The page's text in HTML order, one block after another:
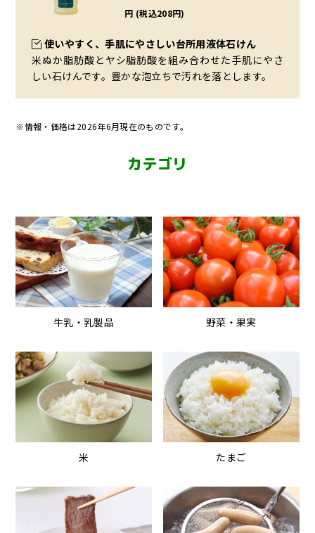
円 (税込208円)
使いやすく、手肌にやさしい台所用液体石けん
米ぬか脂肪酸とヤシ脂肪酸を組み合わせた手肌にやさ
しい石けんです。豊かな泡立ちで汚れを落とします。
※情報・価格は2026年6月現在のものです。
カテゴリ
牛乳・乳製品 野菜・果実
米 たまご